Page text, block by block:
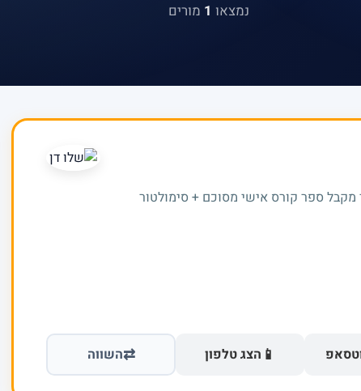
נמצאו 1 מורים
ספר קורס אישי מסוכם + סימולטור
📱 הצג טלפון ⇄השווה